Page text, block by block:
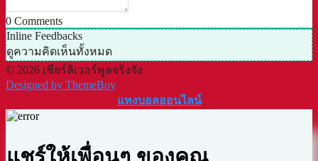
0 Comments
Inline Feedbacks
ดูความคิดเห็นทั้งหมด
© 2026 เชียร์ลิเวอร์พูลจริงจัง
Designed by ThemeBoy
แทงบอลออนไลน์